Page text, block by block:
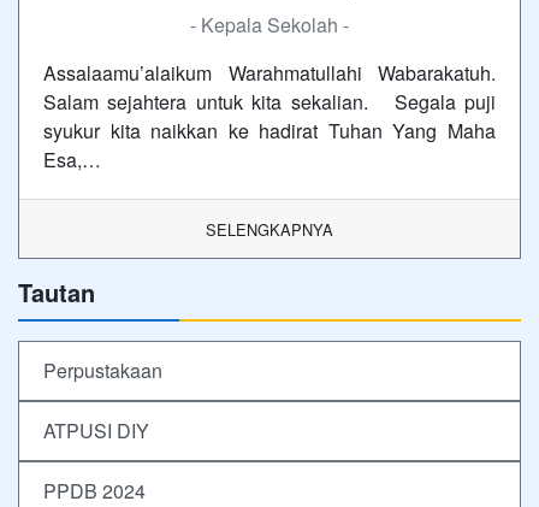
- Kepala Sekolah -
Assalaamu’alaikum Warahmatullahi Wabarakatuh.
Salam sejahtera untuk kita sekalian. Segala puji
syukur kita naikkan ke hadirat Tuhan Yang Maha
Esa,…
SELENGKAPNYA
Tautan
Perpustakaan
ATPUSI DIY
PPDB 2024